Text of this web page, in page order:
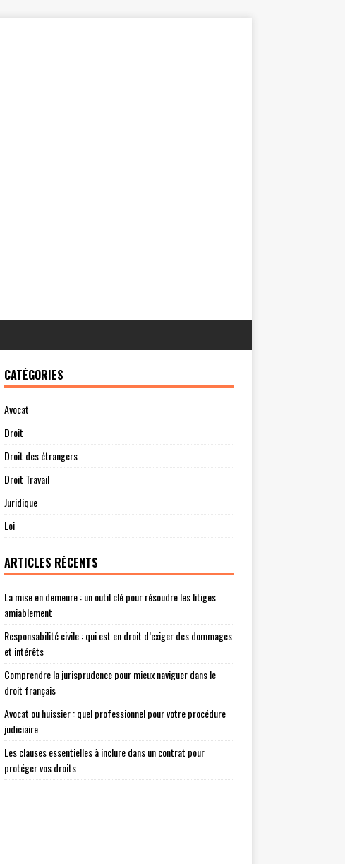
CATÉGORIES
Avocat
Droit
Droit des étrangers
Droit Travail
Juridique
Loi
ARTICLES RÉCENTS
La mise en demeure : un outil clé pour résoudre les litiges
amiablement
Responsabilité civile : qui est en droit d’exiger des dommages
et intérêts
Comprendre la jurisprudence pour mieux naviguer dans le
droit français
Avocat ou huissier : quel professionnel pour votre procédure
judiciaire
Les clauses essentielles à inclure dans un contrat pour
protéger vos droits